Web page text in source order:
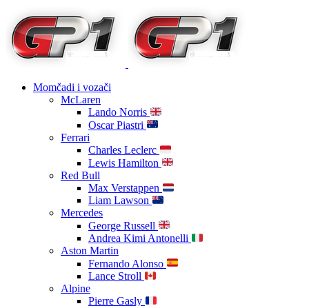
Momčadi i vozači
McLaren
Lando Norris
Oscar Piastri
Ferrari
Charles Leclerc
Lewis Hamilton
Red Bull
Max Verstappen
Liam Lawson
Mercedes
George Russell
Andrea Kimi Antonelli
Aston Martin
Fernando Alonso
Lance Stroll
Alpine
Pierre Gasly